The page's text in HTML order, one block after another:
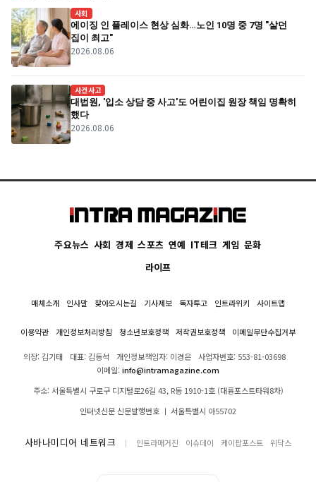
사회
에이징 인 플레이스 현상 심화…노인 10명 중 7명 "살던
집이 최고"
2026.08.06
사건사고
대법원, '입소 상담 중 사고'도 어린이집 원장 책임 명확히
했다
2026.08.06
주요뉴스 사회 경제 스포츠 연예 IT테크 게임 문화
라이프
매체소개 인사말 찾아오시는길 기사제보 독자투고 인트라위키 사이트맵
이용약관 개인정보처리방침 청소년보호정책 저작권보호정책 이메일무단수집거부
의장: 김기태 대표: 김동석 개인정보책임자: 이경은
사업자번호: 553-81-03698
이메일:info@intramagazine.com
주소: 서울특별시 구로구 디지털로26길 43, R동 1910-1호 (대륭포스트타워8차)
인터넷신문 신문발행번호 ㅣ 서울특별시 아55702
사바나미디어 네트워크 인트라매거진 이슈데이 케이팝포스트 위닥스